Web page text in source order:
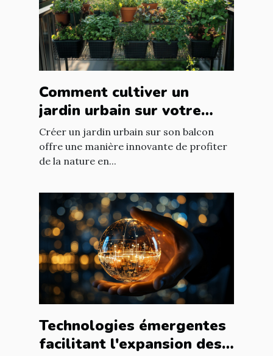
Comment cultiver un
jardin urbain sur votre
balcon
Créer un jardin urbain sur son balcon
offre une manière innovante de profiter
de la nature en...
Technologies émergentes
facilitant l'expansion des